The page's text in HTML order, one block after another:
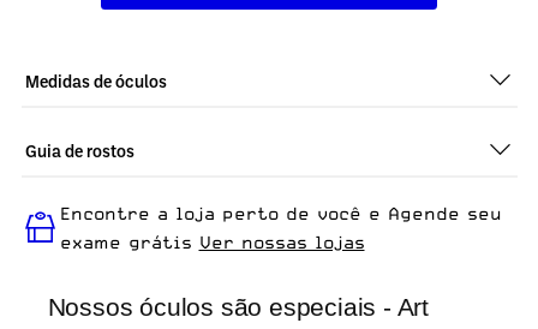
Nossos óculos são especiais - Art
Medidas de óculos
Guia de rostos
ideal para quem busca um óculos confortável para o dia a dia.
Encontre a loja perto de você e Agende seu
exame grátis Ver nossas lojas